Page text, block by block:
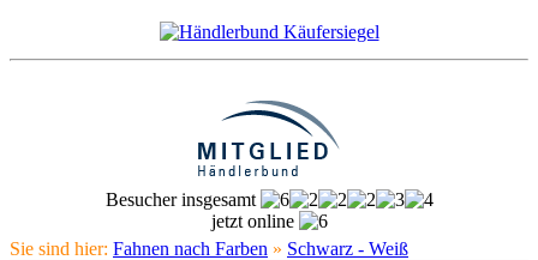
Besucher insgesamt
jetzt online
Sie sind hier: Fahnen nach Farben » Schwarz - Weiß